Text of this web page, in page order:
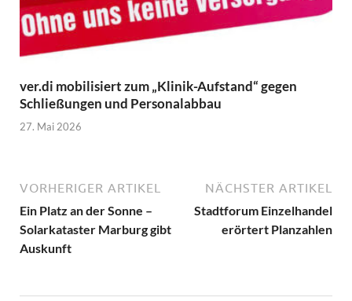
ver.di mobilisiert zum „Klinik-Aufstand“ gegen
Schließungen und Personalabbau
27. Mai 2026
VORHERIGER ARTIKEL
Ein Platz an der Sonne –
Solarkataster Marburg gibt
Auskunft
NÄCHSTER ARTIKEL
Stadtforum Einzelhandel
erörtert Planzahlen